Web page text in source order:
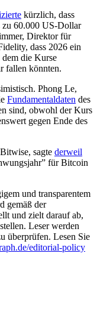
kürzlich, dass
zu 60.000 US-Dollar
Direktor für
dass 2026 ein
die Kurse
fallen könnten.
Phong Le,
Fundamentaldaten des
sind, obwohl der Kurs
gegen Ende des
sagte derweil
für Bitcoin
und transparentem
gemäß der
und zielt darauf ab,
Leser werden
überprüfen. Lesen Sie
editorial-policy